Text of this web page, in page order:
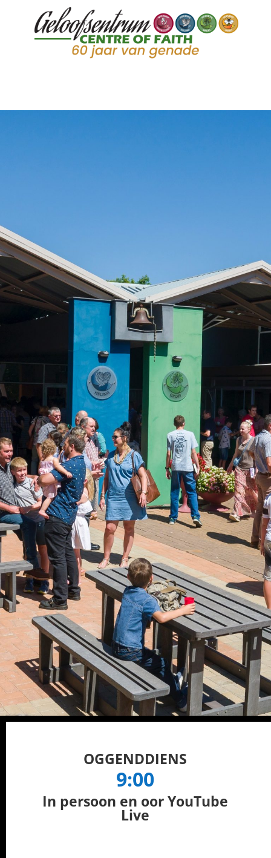
Familie!
OGGENDDIENS
9:00
In persoon en oor YouTube
Live